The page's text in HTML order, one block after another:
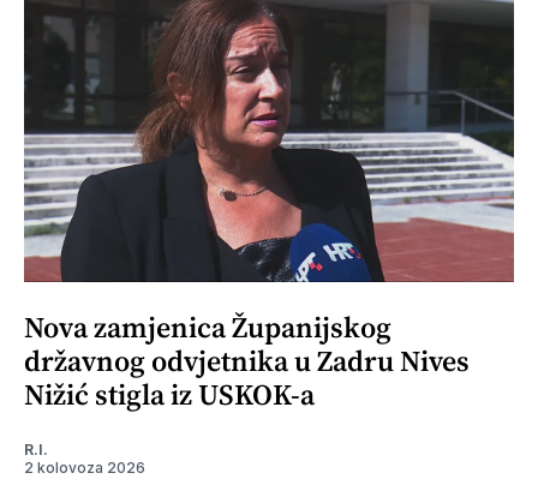
Nova zamjenica Županijskog
državnog odvjetnika u Zadru Nives
Nižić stigla iz USKOK-a
R.I.
2 kolovoza 2026